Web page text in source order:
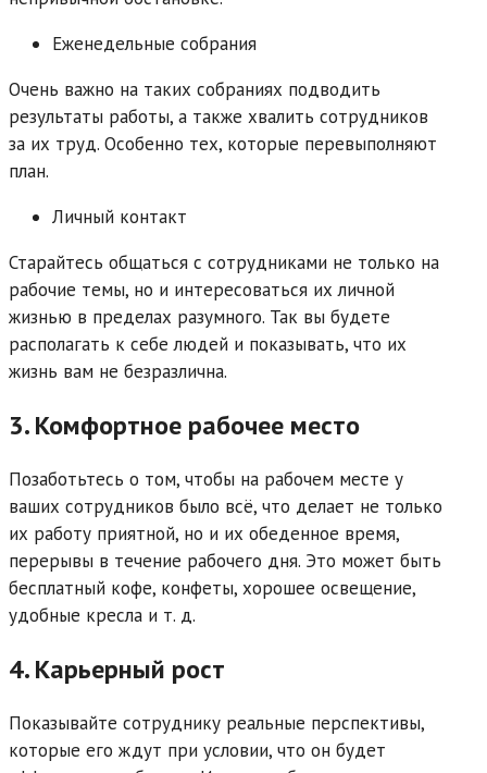
Еженедельные собрания
Очень важно на таких собраниях подводить
результаты работы, а также хвалить сотрудников
за их труд. Особенно тех, которые перевыполняют
план.
Личный контакт
Старайтесь общаться с сотрудниками не только на
рабочие темы, но и интересоваться их личной
жизнью в пределах разумного. Так вы будете
располагать к себе людей и показывать, что их
жизнь вам не безразлична.
3. Комфортное рабочее место
Позаботьтесь о том, чтобы на рабочем месте у
ваших сотрудников было всё, что делает не только
их работу приятной, но и их обеденное время,
перерывы в течение рабочего дня. Это может быть
бесплатный кофе, конфеты, хорошее освещение,
удобные кресла и т. д.
4. Карьерный рост
Показывайте сотруднику реальные перспективы,
которые его ждут при условии, что он будет